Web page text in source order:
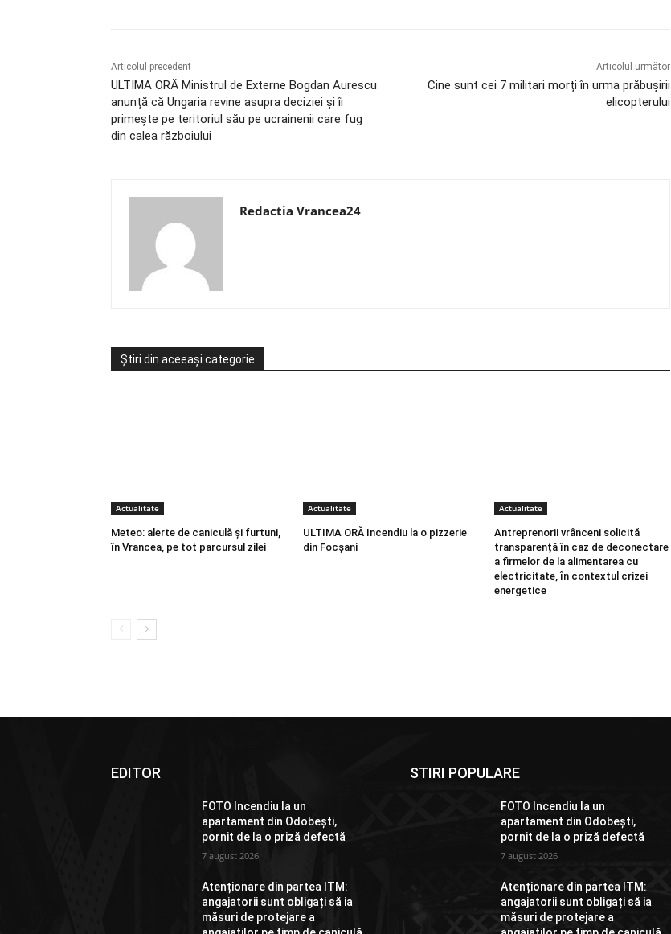
Articolul precedent
ULTIMA ORĂ Ministrul de Externe Bogdan Aurescu
anunță că Ungaria revine asupra deciziei și îi
primește pe teritoriul său pe ucrainenii care fug
din calea războiului
Articolul următor
Cine sunt cei 7 militari morți în urma prăbușirii
elicopterului
Redactia Vrancea24
Știri din aceeași categorie
Actualitate
Meteo: alerte de caniculă și furtuni,
în Vrancea, pe tot parcursul zilei
Actualitate
ULTIMA ORĂ Incendiu la o pizzerie
din Focșani
Actualitate
Antreprenorii vrânceni solicită
transparență în caz de deconectare
a firmelor de la alimentarea cu
electricitate, în contextul crizei
energetice
EDITOR
FOTO Incendiu la un
apartament din Odobești,
pornit de la o priză defectă
7 august 2026
Atenționare din partea ITM:
angajatorii sunt obligați să ia
măsuri de protejare a
STIRI POPULARE
FOTO Incendiu la un
apartament din Odobești,
pornit de la o priză defectă
7 august 2026
Atenționare din partea ITM:
angajatorii sunt obligați să ia
măsuri de protejare a